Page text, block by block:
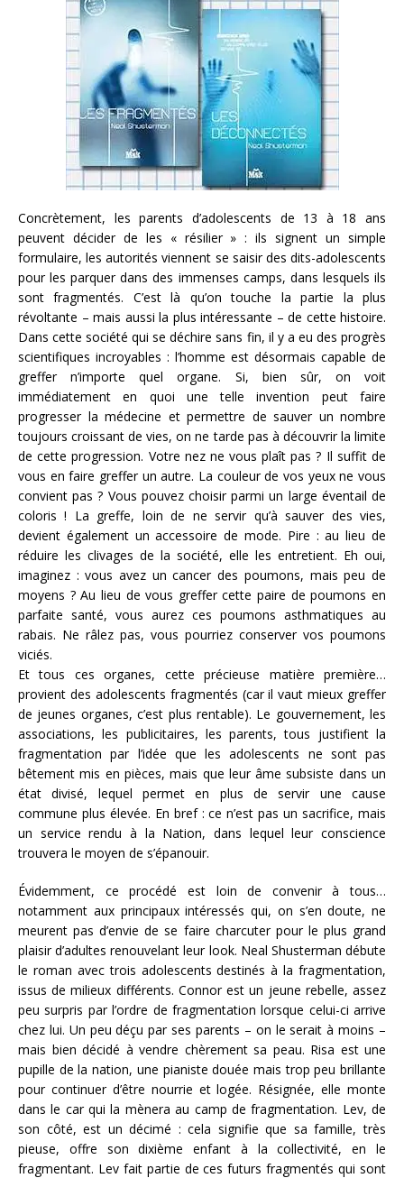
Concrètement, les parents d’adolescents de 13 à 18 ans
peuvent décider de les « résilier » : ils signent un simple
formulaire, les autorités viennent se saisir des dits-adolescents
pour les parquer dans des immenses camps, dans lesquels ils
sont fragmentés. C’est là qu’on touche la partie la plus
révoltante – mais aussi la plus intéressante – de cette histoire.
Dans cette société qui se déchire sans fin, il y a eu des progrès
scientifiques incroyables : l’homme est désormais capable de
greffer n’importe quel organe. Si, bien sûr, on voit
immédiatement en quoi une telle invention peut faire
progresser la médecine et permettre de sauver un nombre
toujours croissant de vies, on ne tarde pas à découvrir la limite
de cette progression. Votre nez ne vous plaît pas ? Il suffit de
vous en faire greffer un autre. La couleur de vos yeux ne vous
convient pas ? Vous pouvez choisir parmi un large éventail de
coloris ! La greffe, loin de ne servir qu’à sauver des vies,
devient également un accessoire de mode. Pire : au lieu de
réduire les clivages de la société, elle les entretient. Eh oui,
imaginez : vous avez un cancer des poumons, mais peu de
moyens ? Au lieu de vous greffer cette paire de poumons en
parfaite santé, vous aurez ces poumons asthmatiques au
rabais. Ne râlez pas, vous pourriez conserver vos poumons
viciés.
Et tous ces organes, cette précieuse matière première…
provient des adolescents fragmentés (car il vaut mieux greffer
de jeunes organes, c’est plus rentable). Le gouvernement, les
associations, les publicitaires, les parents, tous justifient la
fragmentation par l’idée que les adolescents ne sont pas
bêtement mis en pièces, mais que leur âme subsiste dans un
état divisé, lequel permet en plus de servir une cause
commune plus élevée. En bref : ce n’est pas un sacrifice, mais
un service rendu à la Nation, dans lequel leur conscience
trouvera le moyen de s’épanouir.
Évidemment, ce procédé est loin de convenir à tous…
notamment aux principaux intéressés qui, on s’en doute, ne
meurent pas d’envie de se faire charcuter pour le plus grand
plaisir d’adultes renouvelant leur look. Neal Shusterman débute
le roman avec trois adolescents destinés à la fragmentation,
issus de milieux différents. Connor est un jeune rebelle, assez
peu surpris par l’ordre de fragmentation lorsque celui-ci arrive
chez lui. Un peu déçu par ses parents – on le serait à moins –
mais bien décidé à vendre chèrement sa peau. Risa est une
pupille de la nation, une pianiste douée mais trop peu brillante
pour continuer d’être nourrie et logée. Résignée, elle monte
dans le car qui la mènera au camp de fragmentation. Lev, de
son côté, est un décimé : cela signifie que sa famille, très
pieuse, offre son dixième enfant à la collectivité, en le
fragmentant. Lev fait partie de ces futurs fragmentés qui sont